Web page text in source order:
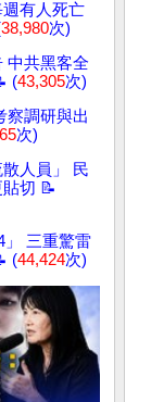
有人死亡
38,980次)
中共黑客全
(43,305次)
察調研與出
次)
散人員」 民
切 📝
」 三重驚雷
(44,424次)